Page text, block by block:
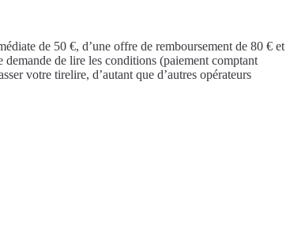
de 50 €, d’une offre de remboursement de 80 € et
de lire les conditions (paiement comptant
votre tirelire, d’autant que d’autres opérateurs